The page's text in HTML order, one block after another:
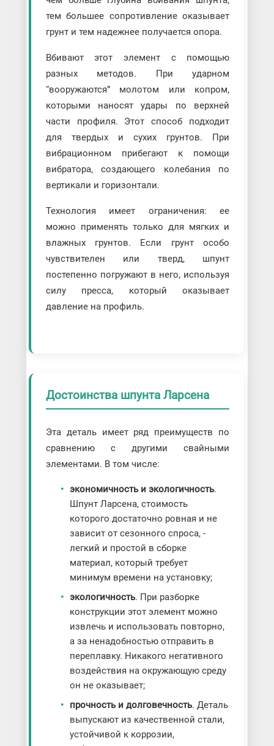
тем большее сопротивление оказывает
грунт и тем надежнее получается опора.
Вбивают этот элемент с помощью
разных методов. При ударном
“вооружаются” молотом или копром,
которыми наносят удары по верхней
части профиля. Этот способ подходит
для твердых и сухих грунтов. При
вибрационном прибегают к помощи
вибратора, создающего колебания по
вертикали и горизонтали.
Технология имеет ограничения: ее
можно применять только для мягких и
влажных грунтов. Если грунт особо
чувствителен или тверд, шпунт
постепенно погружают в него, используя
силу пресса, который оказывает
давление на профиль.
Достоинства шпунта Ларсена
Эта деталь имеет ряд преимуществ по
сравнению с другими свайными
элементами. В том числе:
экономичность и экологичность.
Шпунт Ларсена, стоимость
которого достаточно ровная и не
зависит от сезонного спроса, -
легкий и простой в сборке
материал, который требует
минимум времени на установку;
экологичность. При разборке
конструкции этот элемент можно
извлечь и использовать повторно,
а за ненадобностью отправить в
переплавку. Никакого негативного
воздействия на окружающую среду
он не оказывает;
прочность и долговечность. Деталь
выпускают из качественной стали,
устойчивой к коррозии,